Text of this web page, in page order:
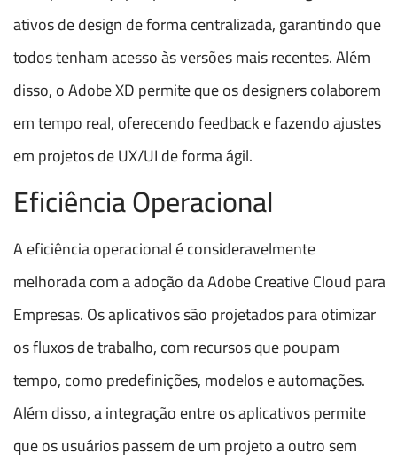
ativos de design de forma centralizada, garantindo que
todos tenham acesso às versões mais recentes. Além
disso, o Adobe XD permite que os designers colaborem
em tempo real, oferecendo feedback e fazendo ajustes
em projetos de UX/UI de forma ágil.
Eficiência Operacional
A eficiência operacional é consideravelmente
melhorada com a adoção da Adobe Creative Cloud para
Empresas. Os aplicativos são projetados para otimizar
os fluxos de trabalho, com recursos que poupam
tempo, como predefinições, modelos e automações.
Além disso, a integração entre os aplicativos permite
que os usuários passem de um projeto a outro sem